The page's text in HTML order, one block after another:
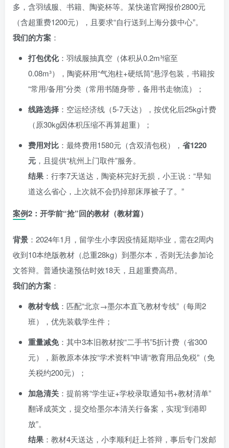
多，含羽绒服、书籍、陶瓷杯等。某快递官网报价2800元
（含超重费1200元），且要求“自行送到上海分拨中心”。
我们的方案 ：
打包优化：羽绒服抽真空（体积从0.2m³缩至
0.08m³），陶瓷杯用“气泡柱+硬纸筒”悬浮包装，书籍按
“常用/备用”分类（常用书随身带，备用书走物流）；
线路选择 ：空运经济线（5-7天达），按优化后25kg计费
（原30kg因体积压缩不再算超重）；
费用对比 ：最终费用1580元（含双清包税）， 省1220
元 ，且提供“杭州上门取件”服务。
结果 ：行李7天送达，陶瓷杯完好无损，小王说：“早知
道这么省心，上次就不会扔掉那床厚被子了。”
案例2：开学前“抢”回的教材（教材篇）
背景 ：2024年1月，留学生小李因疫情延期毕业，需在2周内
收到10本绝版教材（总重28kg）到墨尔本，否则无法参加论
文答辩。普通快递预估时效18天，且超重费高昂。
我们的方案 ：
教材专线 ：匹配“北京→墨尔本直飞教材专线”（每周2
班），优先装载学生件；
重量减免：其中3本旧教材按“二手书”5折计费（省300
元），新教原本体按“学术资料”申请“教育用品免税”（免
关税约200元）；
加急清关 ：提前将“学生证+学校录取通知书+教材清单”
翻译成英文，提交给墨尔本清关行备案，实现“到港即
放”。
结果 ：教材4天送达，小李顺利赶上答辩，事后专门发邮